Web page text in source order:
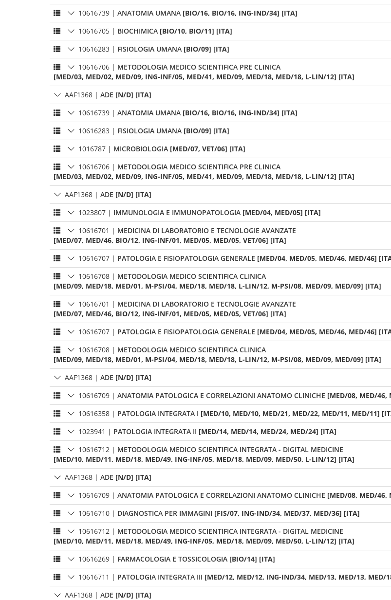
10616739 | ANATOMIA UMANA [BIO/16, BIO/16, ING-IND/34] [ITA]
10616705 | BIOCHIMICA [BIO/10, BIO/11] [ITA]
10616283 | FISIOLOGIA UMANA [BIO/09] [ITA]
10616706 | METODOLOGIA MEDICO SCIENTIFICA PRE CLINICA
[MED/03, MED/02, MED/09, ING-INF/05, MED/41, MED/09, MED/18, MED/18, L-LIN/12] [ITA]
AAF1368 | ADE [N/D] [ITA]
10616739 | ANATOMIA UMANA [BIO/16, BIO/16, ING-IND/34] [ITA]
10616283 | FISIOLOGIA UMANA [BIO/09] [ITA]
1016787 | MICROBIOLOGIA [MED/07, VET/06] [ITA]
10616706 | METODOLOGIA MEDICO SCIENTIFICA PRE CLINICA
[MED/03, MED/02, MED/09, ING-INF/05, MED/41, MED/09, MED/18, MED/18, L-LIN/12] [ITA]
AAF1368 | ADE [N/D] [ITA]
1023807 | IMMUNOLOGIA E IMMUNOPATOLOGIA [MED/04, MED/05] [ITA]
10616701 | MEDICINA DI LABORATORIO E TECNOLOGIE AVANZATE
[MED/07, MED/46, BIO/12, ING-INF/01, MED/05, MED/05, VET/06] [ITA]
10616707 | PATOLOGIA E FISIOPATOLOGIA GENERALE [MED/04, MED/05, MED/46, MED/46]
10616708 | METODOLOGIA MEDICO SCIENTIFICA CLINICA
[MED/09, MED/18, MED/01, M-PSI/04, MED/18, MED/18, L-LIN/12, M-PSI/08, MED/09, MED/09] [ITA]
10616701 | MEDICINA DI LABORATORIO E TECNOLOGIE AVANZATE
[MED/07, MED/46, BIO/12, ING-INF/01, MED/05, MED/05, VET/06] [ITA]
10616707 | PATOLOGIA E FISIOPATOLOGIA GENERALE [MED/04, MED/05, MED/46, MED/46]
10616708 | METODOLOGIA MEDICO SCIENTIFICA CLINICA
[MED/09, MED/18, MED/01, M-PSI/04, MED/18, MED/18, L-LIN/12, M-PSI/08, MED/09, MED/09] [ITA]
AAF1368 | ADE [N/D] [ITA]
10616709 | ANATOMIA PATOLOGICA E CORRELAZIONI ANATOMO CLINICHE [MED/08, MED/46,
10616358 | PATOLOGIA INTEGRATA I [MED/10, MED/10, MED/21, MED/22, MED/11, MED/11]
1023941 | PATOLOGIA INTEGRATA II [MED/14, MED/14, MED/24, MED/24] [ITA]
10616712 | METODOLOGIA MEDICO SCIENTIFICA INTEGRATA - DIGITAL MEDICINE
[MED/10, MED/11, MED/18, MED/49, ING-INF/05, MED/18, MED/09, MED/50, L-LIN/12] [ITA]
AAF1368 | ADE [N/D] [ITA]
10616709 | ANATOMIA PATOLOGICA E CORRELAZIONI ANATOMO CLINICHE [MED/08, MED/46,
10616710 | DIAGNOSTICA PER IMMAGINI [FIS/07, ING-IND/34, MED/37, MED/36] [ITA]
10616712 | METODOLOGIA MEDICO SCIENTIFICA INTEGRATA - DIGITAL MEDICINE
[MED/10, MED/11, MED/18, MED/49, ING-INF/05, MED/18, MED/09, MED/50, L-LIN/12] [ITA]
10616269 | FARMACOLOGIA E TOSSICOLOGIA [BIO/14] [ITA]
10616711 | PATOLOGIA INTEGRATA III [MED/12, MED/12, ING-IND/34, MED/13, MED/13, MED/
AAF1368 | ADE [N/D] [ITA]